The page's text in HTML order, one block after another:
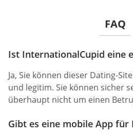
FAQ
Ist InternationalCupid eine
Ja, Sie können dieser Dating-
und legitim. Sie können sicher
überhaupt nicht um einen
Gibt es eine mobile App